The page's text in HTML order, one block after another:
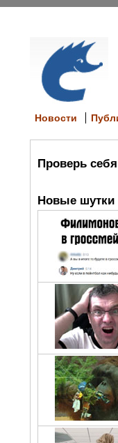
Новости
Проверь
Новые шутки